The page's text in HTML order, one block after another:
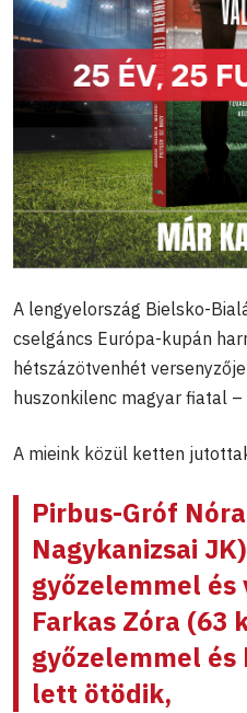
A lengyelország Bielsko-
cselgáncs Európa-kupán
hétszázötvenhét
huszonkilenc magyar fiatal
A mieink közül ketten
Pirbus-Gróf
Nagykanizsai
győzelemmel és
Farkas Zóra (63
győzelemmel és
lett ötödik,